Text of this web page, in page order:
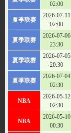
02:00
夏季联赛
2026-07-11
02:00
夏季联赛
2026-07-06
23:30
夏季联赛
2026-07-05
20:30
夏季联赛
2026-07-04
02:30
NBA
2026-05-12
02:30
NBA
2026-05-10
00:30